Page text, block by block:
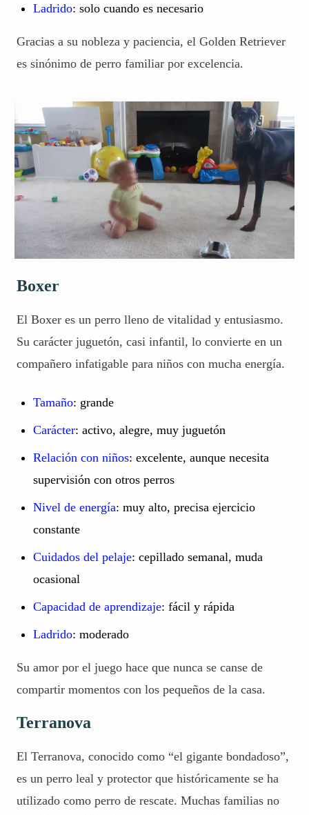
Ladrido: solo cuando es necesario
Gracias a su nobleza y paciencia, el Golden Retriever
es sinónimo de perro familiar por excelencia.
Boxer
El Boxer es un perro lleno de vitalidad y entusiasmo.
Su carácter juguetón, casi infantil, lo convierte en un
compañero infatigable para niños con mucha energía.
Tamaño: grande
Carácter: activo, alegre, muy juguetón
Relación con niños: excelente, aunque necesita
supervisión con otros perros
Nivel de energía: muy alto, precisa ejercicio
constante
Cuidados del pelaje: cepillado semanal, muda
ocasional
Capacidad de aprendizaje: fácil y rápida
Ladrido: moderado
Su amor por el juego hace que nunca se canse de
compartir momentos con los pequeños de la casa.
Terranova
El Terranova, conocido como “el gigante bondadoso”,
es un perro leal y protector que históricamente se ha
utilizado como perro de rescate. Muchas familias no